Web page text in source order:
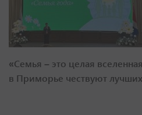
«Семья – это целая
в Приморье чествуют лучших